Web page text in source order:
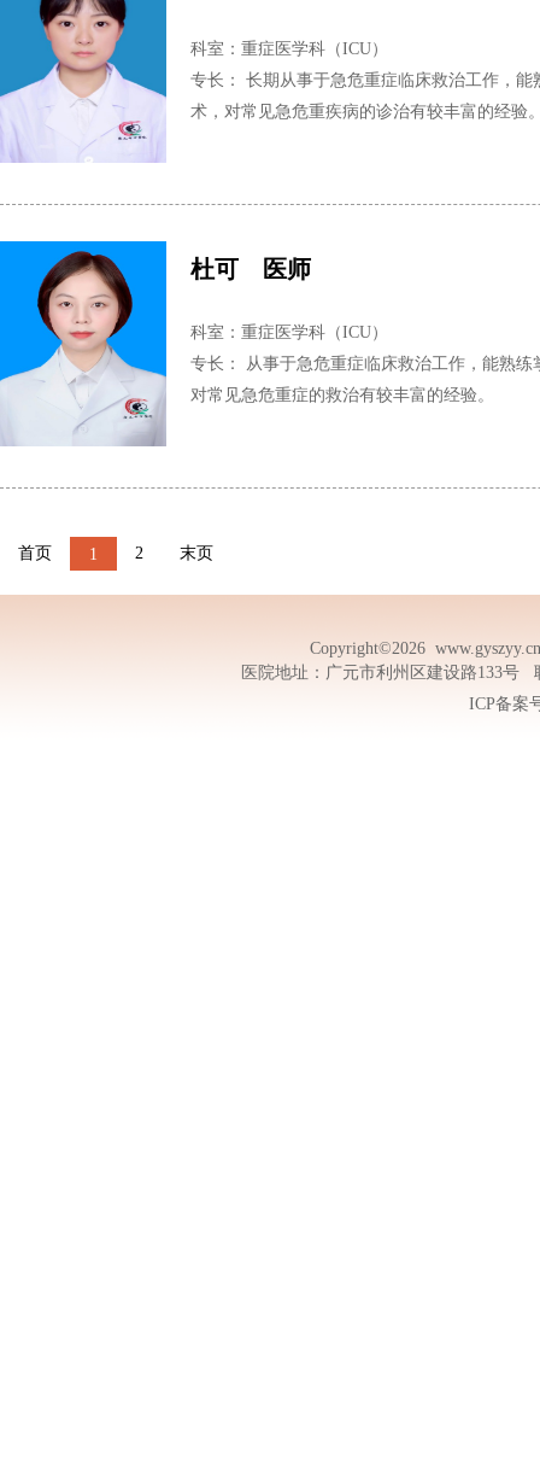
科室：重症医学科（ICU）
专长： 长期从事于急危重症临床救治工作，能
术，对常见急危重疾病的诊治有较丰富的经验
杜可 医师
科室：重症医学科（ICU）
专长： 从事于急危重症临床救治工作，能熟练
对常见急危重症的救治有较丰富的经验。
首页 1 2 末页
Copyright©2026
医院地址：广元市利州区建设路133号
ICP备案